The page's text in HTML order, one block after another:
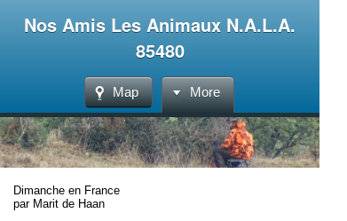
Nos Amis Les Animaux N.A.L.A.
85480
Map More
Dimanche en France
par Marit de Haan